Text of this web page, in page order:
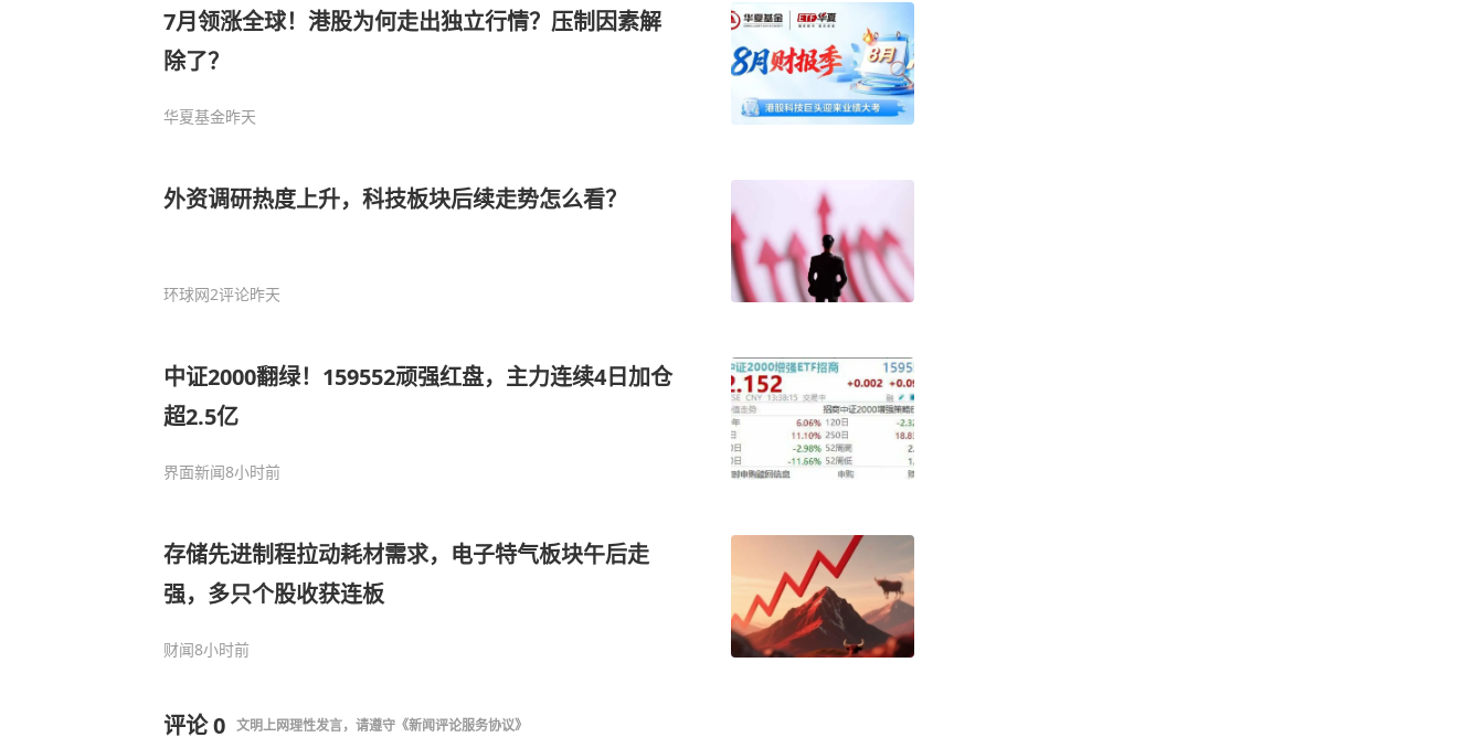
7月领涨全球！港股为何走出独立行情？压制因素解
除了？
华夏基金昨天
外资调研热度上升，科技板块后续走势怎么看？
环球网2评论昨天
中证2000翻绿！159552顽强红盘，主力连续4日加仓
超2.5亿
界面新闻8小时前
存储先进制程拉动耗材需求，电子特气板块午后走
强，多只个股收获连板
财闻8小时前
评论0 文明上网理性发言，请遵守 《新闻评论服务协议》